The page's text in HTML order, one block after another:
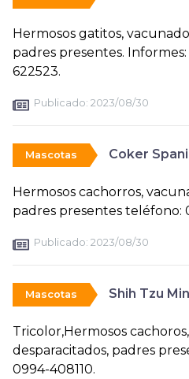
Hermosos gatitos,
padres presentes. Informes:
622523.
Publicado: 2023/08/30
Mascotas Coker
Hermosos cachorros,
padres presentes teléfono:
Publicado: 2023/08/30
Mascotas Shih Tzu
Tricolor,Hermosos
desparacitados, padres
0994-408110.